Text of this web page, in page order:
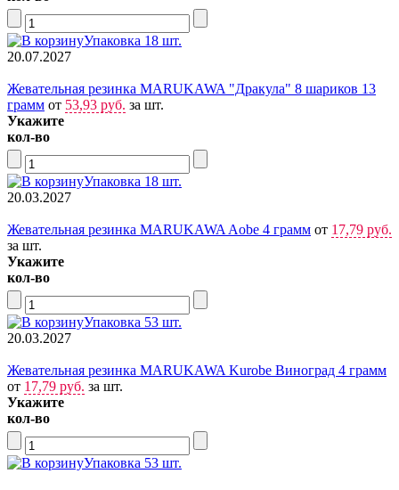
Упаковка 18 шт.
20.07.2027
Жевательная резинка MARUKAWA "Дракула" 8 шариков 13
грамм от 53,93 руб. за шт.
Укажите
кол-во
Упаковка 18 шт.
20.03.2027
Жевательная резинка MARUKAWA Aobe 4 грамм от 17,79 руб.
за шт.
Укажите
кол-во
Упаковка 53 шт.
20.03.2027
Жевательная резинка MARUKAWA Kurobe Виноград 4 грамм
от 17,79 руб. за шт.
Укажите
кол-во
Упаковка 53 шт.